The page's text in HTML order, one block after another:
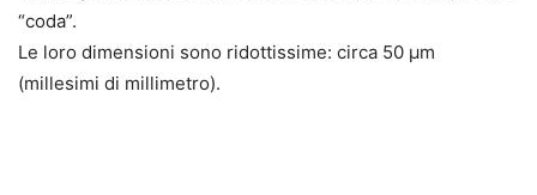
“coda”.
Le loro dimensioni sono ridottissime: circa 50 µm
(millesimi di millimetro).